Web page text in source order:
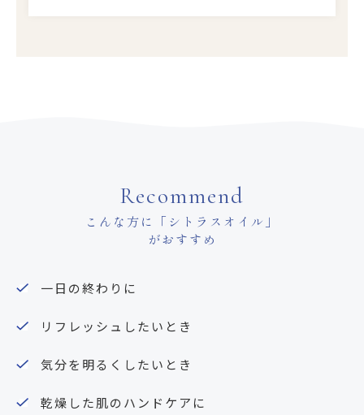
Recommend
こんな方に「シトラスオイル」
がおすすめ
一日の終わりに
リフレッシュしたいとき
気分を明るくしたいとき
乾燥した肌のハンドケアに